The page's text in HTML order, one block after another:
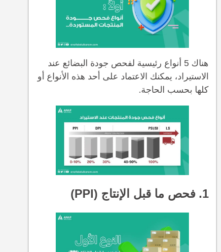
هناك 5 أنواع رئيسية لفحص جودة البضائع عند
الاستيراد، يمكنك الاعتماد على أحد هذه الأنواع أو
كلها بحسب الحاجة.
1. فحص ما قبل الإنتاج (PPI)